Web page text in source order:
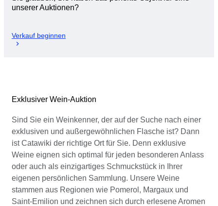
unserer Auktionen?
Verkauf beginnen
Exklusiver Wein-Auktion
Sind Sie ein Weinkenner, der auf der Suche nach einer
exklusiven und außergewöhnlichen Flasche ist? Dann
ist Catawiki der richtige Ort für Sie. Denn exklusive
Weine eignen sich optimal für jeden besonderen Anlass
oder auch als einzigartiges Schmuckstück in Ihrer
eigenen persönlichen Sammlung. Unsere Weine
stammen aus Regionen wie Pomerol, Margaux und
Saint-Emilion und zeichnen sich durch erlesene Aromen